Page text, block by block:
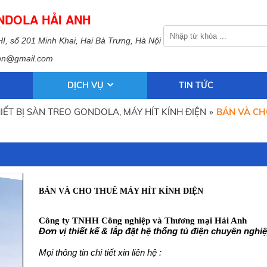
HẢI ANH
số 201 Minh Khai, Hai Bà Trưng, Hà Nội
DỊCH VỤ TIN TỨC
BỊ SÀN TREO GONDOLA, MÁY HÍT KÍNH ĐIỆN » BÁN VÀ
BÁN VÀ CHO THUÊ MÁY HÍT KÍNH ĐIỆN
Công ty TNHH Công nghiệp và Thương mại Hải Anh
Đơn vị thiết kế & lắp đặt hệ thống tủ điện chuyên
Mọi thông tin chi tiết xin liên hệ :